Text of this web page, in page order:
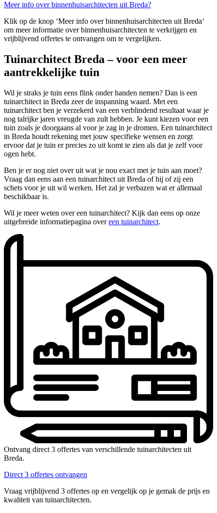
Meer info over binnenhuisarchitecten uit Breda?
Klik op de knop ‘Meer info over binnenhuisarchitecten uit Breda‘
om meer informatie over binnenhuisarchitecten te verkrijgen en
vrijblijvend offertes te ontvangen om te vergelijken.
Tuinarchitect Breda – voor een meer
aantrekkelijke tuin
Wil je straks je tuin eens flink onder handen nemen? Dan is een
tuinarchitect in Breda zeer de inspanning waard. Met een
tuinarchitect ben je verzekerd van een verblindend resultaat waar je
nog talrijke jaren vreugde van zult hebben. Je kunt kiezen voor een
tuin zoals je doorgaans al voor je zag in je dromen. Een tuinarchitect
in Breda houdt rekening met jouw specifieke wensen en zorgt
ervoor dat je tuin er precies zo uit komt te zien als dat je zelf voor
ogen hebt.
Ben je er nog niet over uit wat je nou exact met je tuin aan moet?
Vraag dan eens aan een tuinarchitect uit Breda of hij of zij een
schets voor je uit wil werken. Het zal je verbazen wat er allemaal
beschikbaar is.
Wil je meer weten over een tuinarchitect? Kijk dan eens op onze
uitgebreide informatiepagina overeen tuinarchitect.
Ontvang direct 3 offertes van verschillende tuinarchitecten uit
Breda.
Direct 3 offertes ontvangen
Vraag vrijblijvend 3 offertes op en vergelijk op je gemak de prijs en
kwaliteit van tuinarchitecten.